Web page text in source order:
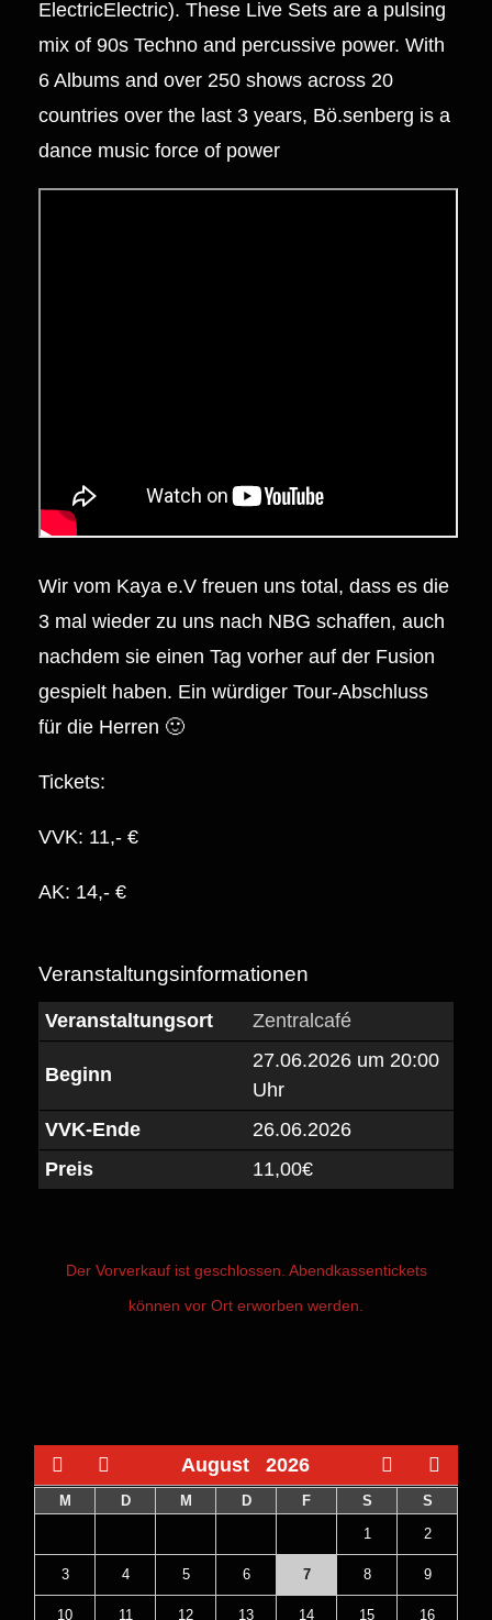
ElectricElectric). These Live Sets are a pulsing
mix of 90s Techno and percussive power. With
6 Albums and over 250 shows across 20
countries over the last 3 years, Bö.senberg is a
dance music force of power
Wir vom Kaya e.V freuen uns total, dass es die
3 mal wieder zu uns nach NBG schaffen, auch
nachdem sie einen Tag vorher auf der Fusion
gespielt haben. Ein würdiger Tour-Abschluss
für die Herren 🙂
Tickets:
VVK: 11,- €
AK: 14,- €
Veranstaltungsinformationen
Veranstaltungsort Zentralcafé
Beginn
27.06.2026 um 20:00
Uhr
VVK-Ende
26.06.2026
Preis
11,00€
Der Vorverkauf ist geschlossen. Abendkassentickets
können vor Ort erworben werden.
August 2026
M D M D F S
S
1
2
3 4 5 6 7 8 9
10 11 12 13 14 15 16